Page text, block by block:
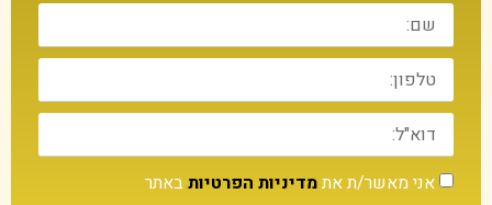
אני מאשר/ת אתמדיניות הפרטיותבאתר